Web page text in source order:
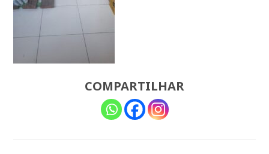
COMPARTILHAR